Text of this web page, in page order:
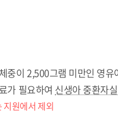
중이 2,500그램 미만인 영유
가 필요하여 신생아 중환자
지원에서 제외